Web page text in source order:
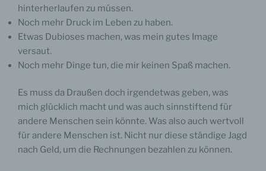
hinterherlaufen zu müssen.
Noch mehr Druck im Leben zu haben.
Etwas Dubioses machen, was mein gutes Image
versaut.
Noch mehr Dinge tun, die mir keinen Spaß machen.
Es muss da Draußen doch irgendetwas geben, was
mich glücklich macht und was auch sinnstiftend für
andere Menschen sein könnte. Was also auch wertvoll
für andere Menschen ist. Nicht nur diese ständige Jagd
nach Geld, um die Rechnungen bezahlen zu können.